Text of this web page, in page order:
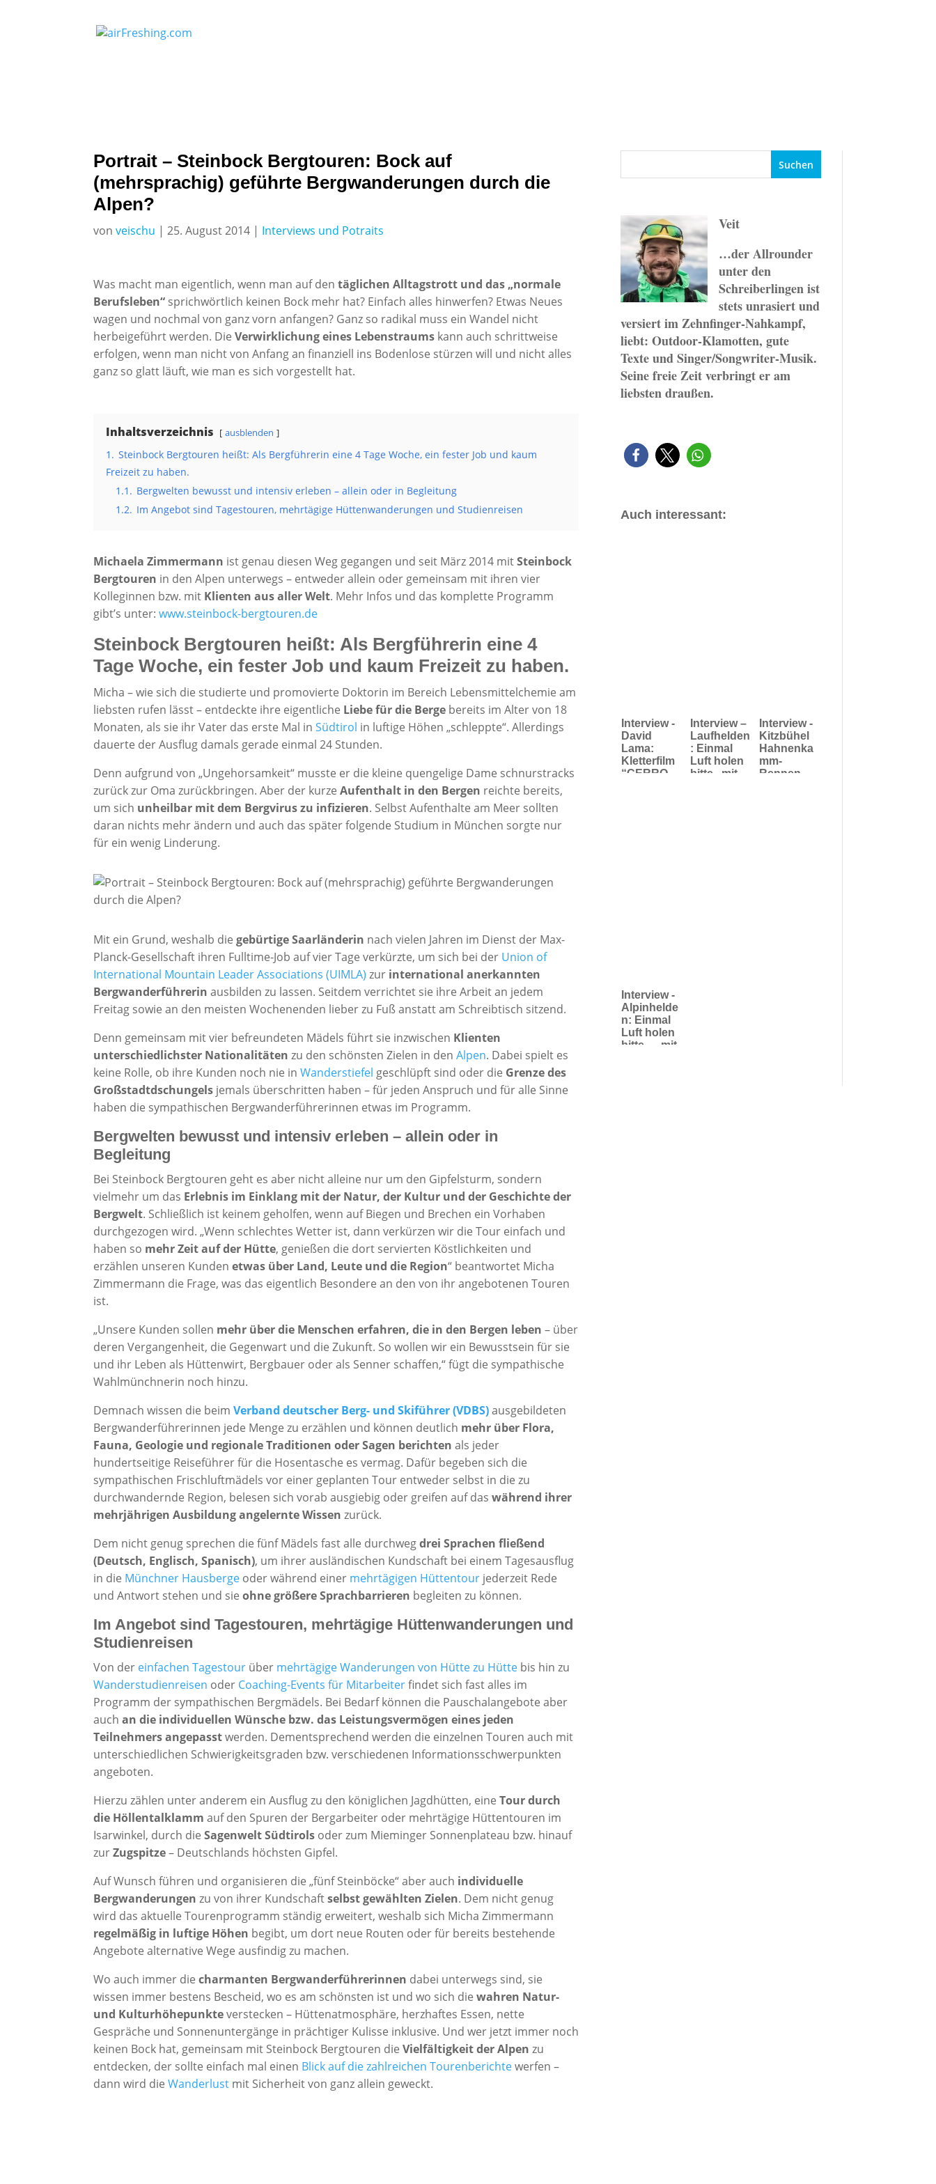
Portrait – Steinbock Bergtouren: Bock auf
(mehrsprachig) geführte Bergwanderungen durch die
Alpen?
vonveischu |25. August 2014 | Interviews und Potraits
Was macht man eigentlich, wenn man auf dentäglichen Alltagstrott und das „normale
Berufsleben“ sprichwörtlich keinen Bock mehr hat? Einfach alles hinwerfen? Etwas Neues
wagen und nochmal von ganz vorn anfangen? Ganz so radikal muss ein Wandel nicht
herbeigeführt werden. DieVerwirklichung eines Lebenstraums kann auch schrittweise
erfolgen, wenn man nicht von Anfang an finanziell ins Bodenlose stürzen will und nicht alles
ganz so glatt läuft, wie man es sich vorgestellt hat.
Inhaltsverzeichnis ausblenden
1. Steinbock Bergtouren heißt: Als Bergführerin eine 4 Tage Woche, ein fester Job und kaum
Freizeit zu haben.
1.1. Bergwelten bewusst und intensiv erleben – allein oder in Begleitung
1.2. Im Angebot sind Tagestouren, mehrtägige Hüttenwanderungen und Studienreisen
Michaela Zimmermann ist genau diesen Weg gegangen und seit März 2014 mitSteinbock
Bergtouren in den Alpen unterwegs – entweder allein oder gemeinsam mit ihren vier
Kolleginnen bzw. mit Klienten aus aller Welt. Mehr Infos und das komplette Programm
gibt’s unter:www.steinbock-bergtouren.de
Steinbock Bergtouren heißt: Als Bergführerin eine 4
Tage Woche, ein fester Job und kaum Freizeit zu haben.
Micha – wie sich die studierte und promovierte Doktorin im Bereich Lebensmittelchemie am
liebsten rufen lässt – entdeckte ihre eigentliche Liebe für die Berge bereits im Alter von 18
Monaten, als sie ihr Vater das erste Mal inSüdtirol in luftige Höhen „schleppte“. Allerdings
dauerte der Ausflug damals gerade einmal 24 Stunden.
Denn aufgrund von „Ungehorsamkeit“ musste er die kleine quengelige Dame schnurstracks
zurück zur Oma zurückbringen. Aber der kurzeAufenthalt in den Bergen reichte bereits,
um sich unheilbar mit dem Bergvirus zu infizieren. Selbst Aufenthalte am Meer sollten
daran nichts mehr ändern und auch das später folgende Studium in München sorgte nur
für ein wenig Linderung.
Mit ein Grund, weshalb diegebürtige Saarländerin nach vielen Jahren im Dienst der Max-
Planck-Gesellschaft ihren Fulltime-Job auf vier Tage verkürzte, um sich bei der Union of
International Mountain Leader Associations (UIMLA)zur international anerkannten
Bergwanderführerinausbilden zu lassen. Seitdem verrichtet sie ihre Arbeit an jedem
Freitag sowie an den meisten Wochenenden lieber zu Fuß anstatt am Schreibtisch sitzend.
Denn gemeinsam mit vier befreundeten Mädels führt sie inzwischen Klienten
unterschiedlichster Nationalitäten zu den schönsten Zielen in denAlpen. Dabei spielt es
keine Rolle, ob ihre Kunden noch nie inWanderstiefel geschlüpft sind oder die Grenze des
Großstadtdschungels jemals überschritten haben – für jeden Anspruch und für alle Sinne
haben die sympathischen Bergwanderführerinnen etwas im Programm.
Bergwelten bewusst und intensiv erleben – allein oder in
Begleitung
Bei Steinbock Bergtouren geht es aber nicht alleine nur um den Gipfelsturm, sondern
vielmehr um das Erlebnis im Einklang mit der Natur, der Kultur und der Geschichte der
Bergwelt. Schließlich ist keinem geholfen, wenn auf Biegen und Brechen ein Vorhaben
durchgezogen wird. „Wenn schlechtes Wetter ist, dann verkürzen wir die Tour einfach und
haben so mehr Zeit auf der Hütte, genießen die dort servierten Köstlichkeiten und
erzählen unseren Kundenetwas über Land, Leute und die Region“ beantwortet Micha
Zimmermann die Frage, was das eigentlich Besondere an den von ihr angebotenen Touren
ist.
„Unsere Kunden sollen mehr über die Menschen erfahren, die in den Bergen leben – über
deren Vergangenheit, die Gegenwart und die Zukunft. So wollen wir ein Bewusstsein für sie
und ihr Leben als Hüttenwirt, Bergbauer oder als Senner schaffen,“ fügt die sympathische
Wahlmünchnerin noch hinzu.
Demnach wissen die beim Verband deutscher Berg- und Skiführer (VDBS)ausgebildeten
Bergwanderführerinnen jede Menge zu erzählen und können deutlich mehr über Flora,
Fauna, Geologie und regionale Traditionen oder Sagen berichten als jeder
hundertseitige Reiseführer für die Hosentasche es vermag. Dafür begeben sich die
sympathischen Frischluftmädels vor einer geplanten Tour entweder selbst in die zu
durchwandernde Region, belesen sich vorab ausgiebig oder greifen auf daswährend ihrer
mehrjährigen Ausbildung angelernte Wissen zurück.
Dem nicht genug sprechen die fünf Mädels fast alle durchwegdrei Sprachen fließend
(Deutsch, Englisch, Spanisch), um ihrer ausländischen Kundschaft bei einem Tagesausflug
in die Münchner Hausberge oder während einer mehrtägigen Hüttentour jederzeit Rede
und Antwort stehen und sieohne größere Sprachbarrieren begleiten zu können.
Im Angebot sind Tagestouren, mehrtägige Hüttenwanderungen und
Studienreisen
Von der einfachen Tagestour über mehrtägige Wanderungen von Hütte zu Hütte bis hin zu
Wanderstudienreisen oder Coaching-Events für Mitarbeiterfindet sich fast alles im
Programm der sympathischen Bergmädels. Bei Bedarf können die Pauschalangebote aber
auchan die individuellen Wünsche bzw. das Leistungsvermögen eines jeden
Teilnehmers angepasstwerden. Dementsprechend werden die einzelnen Touren auch mit
unterschiedlichen Schwierigkeitsgraden bzw. verschiedenen Informationsschwerpunkten
angeboten.
Hierzu zählen unter anderem ein Ausflug zu den königlichen Jagdhütten, eineTour durch
die Höllentalklamm auf den Spuren der Bergarbeiter oder mehrtägige Hüttentouren im
Isarwinkel, durch dieSagenwelt Südtirols oder zum Mieminger Sonnenplateau bzw. hinauf
zurZugspitze– Deutschlands höchsten Gipfel.
Auf Wunsch führen und organisieren die „fünf Steinböcke“ aber auch individuelle
Bergwanderungen zu von ihrer Kundschaftselbst gewählten Zielen. Dem nicht genug
wird das aktuelle Tourenprogramm ständig erweitert, weshalb sich Micha Zimmermann
regelmäßig in luftige Höhen begibt, um dort neue Routen oder für bereits bestehende
Angebote alternative Wege ausfindig zu machen.
Wo auch immer diecharmanten Bergwanderführerinnen dabei unterwegs sind, sie
wissen immer bestens Bescheid, wo es am schönsten ist und wo sich diewahren Natur-
und Kulturhöhepunkteverstecken – Hüttenatmosphäre, herzhaftes Essen, nette
Gespräche und Sonnenuntergänge in prächtiger Kulisse inklusive. Und wer jetzt immer noch
keinen Bock hat, gemeinsam mit Steinbock Bergtouren dieVielfältigkeit der Alpen zu
entdecken, der sollte einfach mal einen Blick auf die zahlreichen Tourenberichtewerfen –
dann wird dieWanderlust mit Sicherheit von ganz allein geweckt.
Veit
…der Allrounder
unter den
Schreiberlingen ist
stets unrasiert und
versiert im Zehnfinger-Nahkampf,
liebt: Outdoor-Klamotten, gute
Texte und Singer/Songwriter-Musik.
Seine freie Zeit verbringt er am
liebsten draußen.
Auch interessant:
Interview -
David
Lama:
Kletterfilm
“CERRO
Interview –
Laufhelden
: Einmal
Luft holen
bitte...mit
Interview -
Kitzbühel
Hahnenka
mm-
Rennen
Interview -
Alpinhelde
n: Einmal
Luft holen
bitte … mit